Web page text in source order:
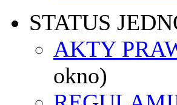
STATUS
AKTY
okno)